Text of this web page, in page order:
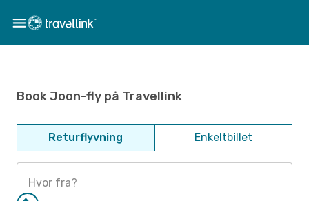
Book Joon-fly på Travellink
Returflyvning Enkeltbillet
Hvor fra?